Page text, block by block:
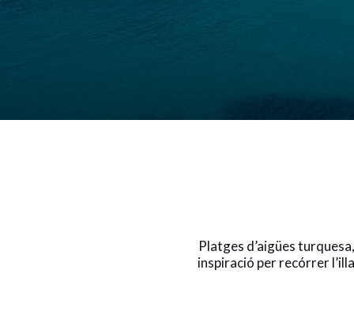
Platges d’aigües
inspiració per recórrer